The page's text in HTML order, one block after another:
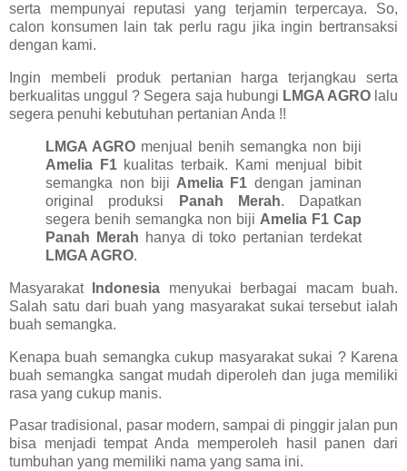
serta mempunyai reputasi yang terjamin terpercaya. So,
calon konsumen lain tak perlu ragu jika ingin bertransaksi
dengan kami.
Ingin membeli produk pertanian harga terjangkau serta
berkualitas unggul ? Segera saja hubungi LMGA AGROlalu
segera penuhi kebutuhan pertanian Anda !!
LMGA AGRO menjual benih semangka non biji
Amelia F1kualitas terbaik. Kami menjual bibit
semangka non biji Amelia F1 dengan jaminan
original produksi
Panah Merah. Dapatkan
segera benih semangka non biji Amelia F1 Cap
Panah Merah hanya di toko pertanian terdekat
LMGA AGRO.
Masyarakat Indonesia menyukai berbagai macam buah.
Salah satu dari buah yang masyarakat sukai tersebut ialah
buah semangka.
Kenapa buah semangka cukup masyarakat sukai ? Karena
buah semangka sangat mudah diperoleh dan juga memiliki
rasa yang cukup manis.
Pasar tradisional, pasar modern, sampai di pinggir jalan pun
bisa menjadi tempat Anda memperoleh hasil panen dari
tumbuhan yang memiliki nama yang sama ini.